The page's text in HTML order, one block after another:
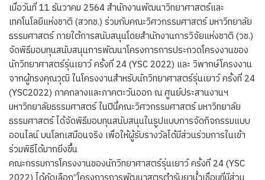
เมื่อวันที่ 11 ธันวาคม 2564 สำนักงานพัฒนาวิทยาศาสตร์และ
เทคโนโลยีแห่งชาติ (สวทช.) ร่วมกับคณะวิศวกรรมศาสตร์ มหาวิทยาลัย
ธรรมศาสตร์ ภายใต้การสนับสนุนโดยสำนักงานการวิจัยแห่งชาติ (วช.)
จัดพิธีมอบทุนสนับสนุนการพัฒนาโครงการการประกวดโครงงานของ
นักวิทยาศาสตร์รุ่นเยาว์ ครั้งที่ 24 (YSC 2022) และ วิพากษ์โครงงาน
จากผู้ทรงคุณวุฒิ ในโครงงานสำหรับนักวิทยาศาสตร์รุ่นเยาว์ ครั้งที่ 24
(YSC2022) ภาคกลางและภาคตะวันออก ณ ศูนย์ประสานงานฯ
มหาวิทยาลัยธรรมศาสตร์ ในปีนี้คณะวิศวกรรมศาสตร์ มหาวิทยาลัย
ธรรมศาสตร์ ได้จัดพิธีมอบทุนสนับสนุนในรูปแบบการจัดกิจกรรมแบบ
ออนไลน์ บนโลกเสมือนจริง เพื่อให้ผู้รับรางวัลได้มีส่วนร่วมการในเข้า
ร่วมพิธีได้มากยิ่งขึ้น
คณะกรรมการโครงงานของนักวิทยาศาสตร์รุ่นเยาว์ ครั้งที่ 24 (YSC